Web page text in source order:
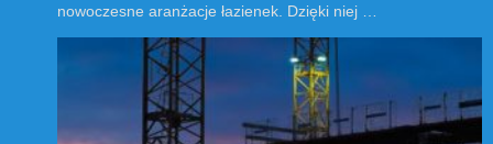
nowoczesne aranżacje łazienek. Dzięki niej …